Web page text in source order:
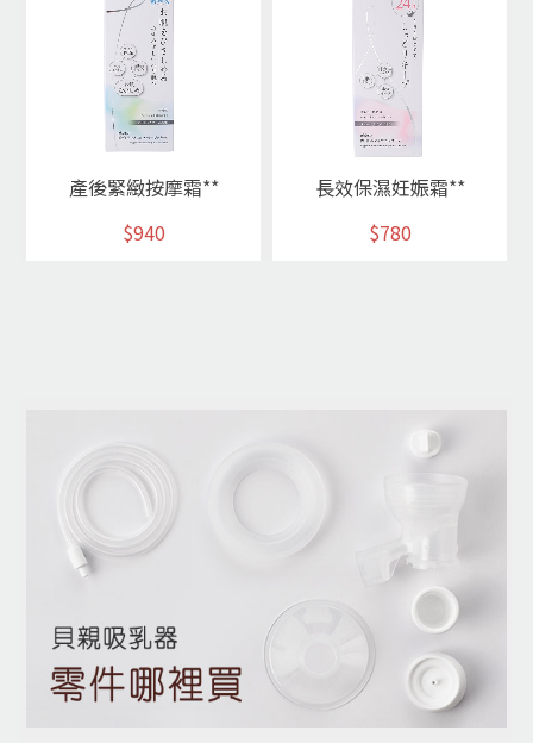
產後緊緻按摩霜**
$940
長效保濕妊娠霜**
$780